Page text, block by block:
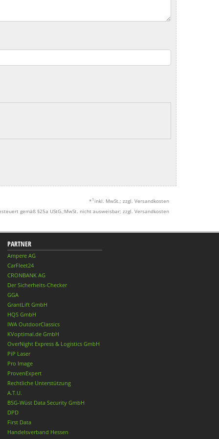
* 1 inkl. MwSt.; zzgl. Versandkosten
gemäß §25a UStG.;MwSt. nicht ausweisbar; zzgl. Versandkosten
PARTNER
Ampere AG
CarFleet24
CRONBANK AG
Der Sicherheits-Checker
GGA
GrantLift GmbH
HQS GmbH
IWA OutdoorClassics
KVoptimal.de GmbH
OverNight Express & Logistics GmbH
PiP Laser
Pro Image
ProvenExpert
Rechtliche Unterstützung
A.T.U.
BSG-Wüst Data Security GmbH
DPD
First Data
Handelsverband Hessen